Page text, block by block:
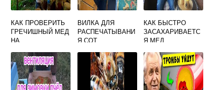
КАК ПРОВЕРИТЬ
ГРЕЧИШНЫЙ МЕД
НА
В ДОМАШНИХ
УСЛОВИЯХ
ВИДЕО
ВИЛКА ДЛЯ
РАСПЕЧАТЫВАНИ
Я СОТ
СТАЛЬ, ИГЛА
ГНУТАЯ,
ДЕРЕВЯННАЯ
РУЧКА)
КАК БЫСТРО
ЗАСАХАРИВАЕТС
Я МЕД
ПОСЛЕ СБОРА
УРОЖАЯ В
АВГУСТЕ